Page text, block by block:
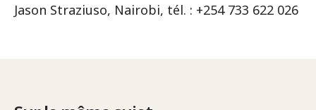
Jason Straziuso, Nairobi, tél. : +254 733 622 026